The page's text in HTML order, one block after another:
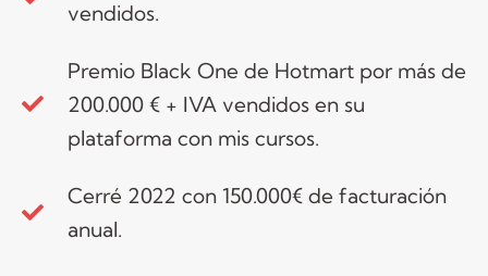
vendidos.
Premio Black One de Hotmart por más de
200.000 € + IVA vendidos en su
plataforma con mis cursos.
Cerré 2022 con 150.000€ de facturación
anual.